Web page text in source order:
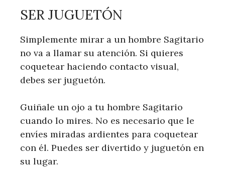
SER JUGUETÓN
Simplemente mirar a un hombre Sagitario
no va a llamar su atención. Si quieres
coquetear haciendo contacto visual,
debes ser juguetón.
Guiñale un ojo a tu hombre Sagitario
cuando lo mires. No es necesario que le
envíes miradas ardientes para coquetear
con él. Puedes ser divertido y juguetón en
su lugar.